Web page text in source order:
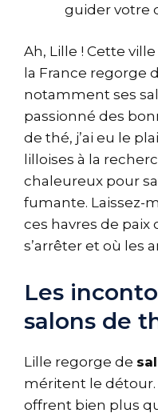
guider votre
Ah, Lille ! Cette
la France regorge
notamment ses
passionné des
de thé, j’ai eu le
lilloises à la
chaleureux pour
fumante. Laissez-
ces havres de
s’arrêter et où les
Les
salons de
Lille regorge de
méritent le
offrent bien plus